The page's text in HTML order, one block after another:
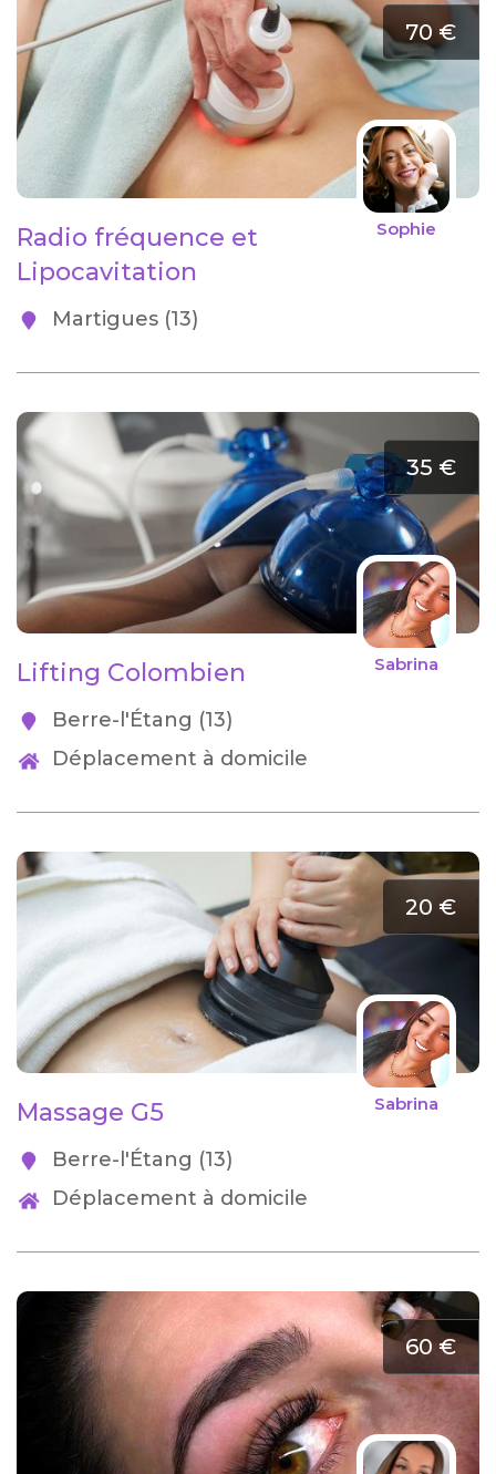
70 €
Sophie
Radio fréquence et
Lipocavitation
Martigues (13)
35 €
Sabrina
Lifting Colombien
Berre-l'Étang (13)
Déplacement à domicile
20 €
Sabrina
Massage G5
Berre-l'Étang (13)
Déplacement à domicile
60 €